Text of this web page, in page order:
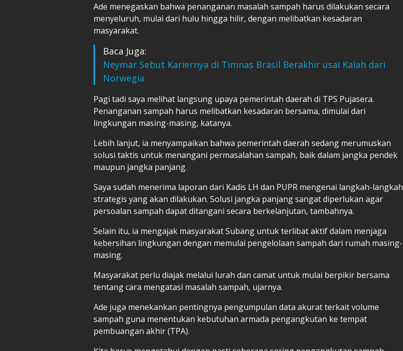
Ade menegaskan bahwa penanganan masalah sampah harus dilakukan secara
menyeluruh, mulai dari hulu hingga hilir, dengan melibatkan kesadaran
masyarakat.
Baca Juga:
Neymar Sebut Kariernya di Timnas Brasil Berakhir usai Kalah dari
Norwegia
Pagi tadi saya melihat langsung upaya pemerintah daerah di TPS Pujasera.
Penanganan sampah harus melibatkan kesadaran bersama, dimulai dari
lingkungan masing-masing, katanya.
Lebih lanjut, ia menyampaikan bahwa pemerintah daerah sedang merumuskan
solusi taktis untuk menangani permasalahan sampah, baik dalam jangka pendek
maupun jangka panjang.
Saya sudah menerima laporan dari Kadis LH dan PUPR mengenai langkah-langkah
strategis yang akan dilakukan. Solusi jangka panjang sangat diperlukan agar
persoalan sampah dapat ditangani secara berkelanjutan, tambahnya.
Selain itu, ia mengajak masyarakat Subang untuk terlibat aktif dalam menjaga
kebersihan lingkungan dengan memulai pengelolaan sampah dari rumah masing-
masing.
Masyarakat perlu diajak melalui lurah dan camat untuk mulai berpikir bersama
tentang cara mengatasi masalah sampah, ujarnya.
Ade juga menekankan pentingnya pengumpulan data akurat terkait volume
sampah guna menentukan kebutuhan armada pengangkutan ke tempat
pembuangan akhir (TPA).